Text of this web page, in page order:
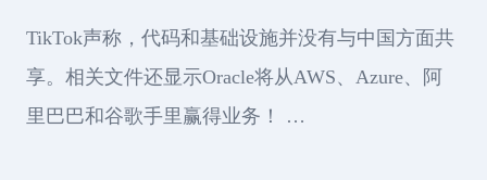
TikTok声称，代码和基础设施并没有与中国方面共
享。相关文件还显示Oracle将从AWS、Azure、阿
里巴巴和谷歌手里赢得业务！ …